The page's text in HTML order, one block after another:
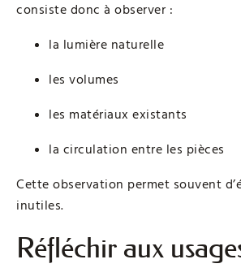
consiste donc à observer :
la lumière naturelle
les volumes
les matériaux existants
la circulation entre les pièces
Cette observation permet souvent
inutiles.
Réfléchir aux